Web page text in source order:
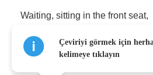
Waiting, sitting in the front seat,
Which one of us will be
Çeviriyi görmek için
kelimeye tıklayın